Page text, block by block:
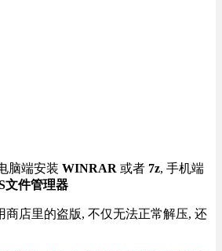
脑端安装 WINRAR 或者 7z, 手机端
文件管理器
商店里的盗版, 不仅无法正常解压, 还